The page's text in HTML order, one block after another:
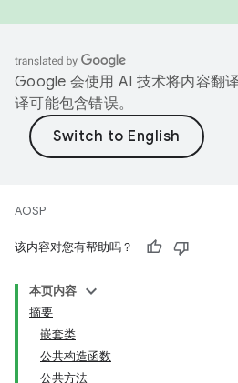
Google 会使用 AI 技术将内容翻
译可能包含错误。
AOSP
该内容对您有帮助吗？
本页内容
摘要
嵌套类
公共构造函数
公共方法